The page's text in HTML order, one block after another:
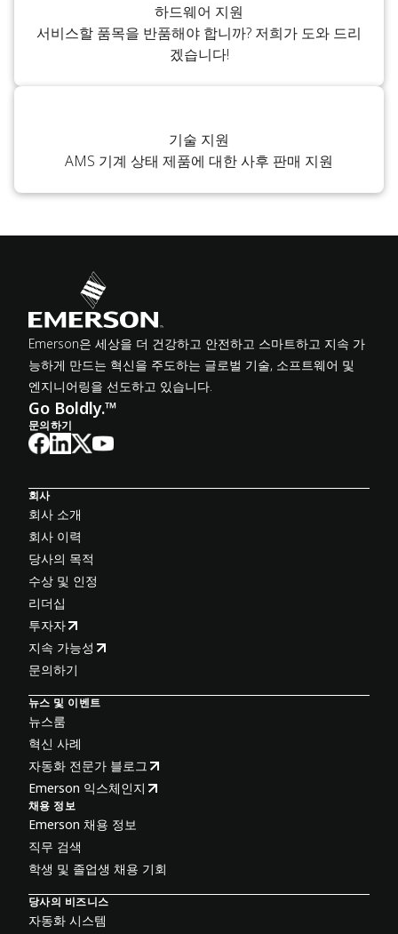
하드웨어 지원
서비스할 품목을 반품해야 합니까? 저희가 도와 드리
겠습니다!
기술 지원
AMS 기계 상태 제품에 대한 사후 판매 지원
Emerson은 세상을 더 건강하고 안전하고 스마트하고 지속 가
능하게 만드는 혁신을 주도하는 글로벌 기술, 소프트웨어 및
엔지니어링을 선도하고 있습니다.
Go Boldly.™
문의하기
회사
회사 소개
회사 이력
당사의 목적
수상 및 인정
리더십
투자자
지속 가능성
문의하기
뉴스 및 이벤트
뉴스룸
혁신 사례
자동화 전문가 블로그
Emerson 익스체인지
채용 정보
Emerson 채용 정보
직무 검색
학생 및 졸업생 채용 기회
당사의 비즈니스
자동화 시스템